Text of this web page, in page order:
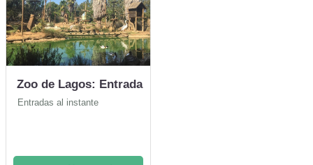
Zoo de Lagos: Entrada
Entradas al instante